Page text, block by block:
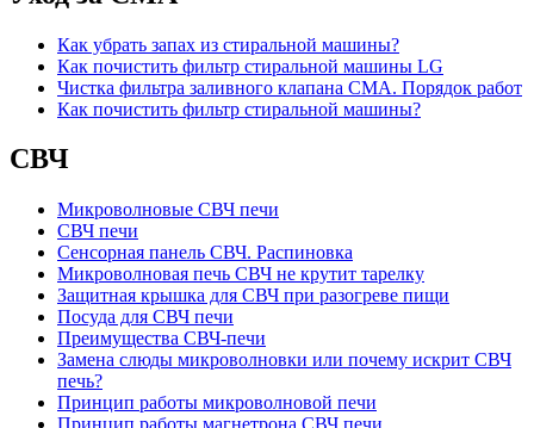
Как убрать запах из стиральной машины?
Как почистить фильтр стиральной машины LG
Чистка фильтра заливного клапана СМА. Порядок работ
Как почистить фильтр стиральной машины?
СВЧ
Микроволновые СВЧ печи
СВЧ печи
Сенсорная панель СВЧ. Распиновка
Микроволновая печь СВЧ не крутит тарелку
Защитная крышка для СВЧ при разогреве пищи
Посуда для СВЧ печи
Преимущества СВЧ-печи
Замена слюды микроволновки или почему искрит СВЧ
печь?
Принцип работы микроволновой печи